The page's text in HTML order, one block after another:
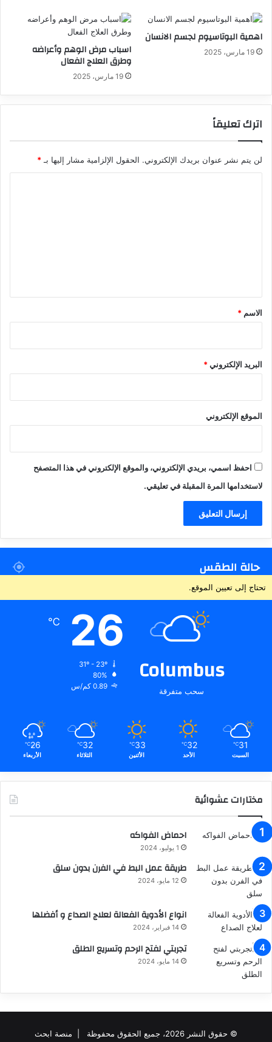
اهمية البوتاسيوم لجسم الانسان
19 مارس، 2025 اسباب مرض الوهم وأعراضه
وطرق العلاج الفعال
19 مارس، 2025
اترك تعليقاً
لن يتم نشر عنوان بريدك الإلكتروني. الحقول الإلزامية مشار إليها بـ*
*
الاسم *
البريد الإلكتروني*
الموقع الإلكتروني
احفظ اسمي، بريدي الإلكتروني، والموقع الإلكتروني في هذا المتصفح
لاستخدامها المرة المقبلة في تعليقي.
حالة الطقس
تحتاج إلى تعيين الموقع.
Columbus
سحب متفرقة
26
℃
80%
0.89 كم/س
31
℃
السبت
32
℃
الأحد
33
℃
الأثنين
32
℃
الثلاثاء
26
℃
الأربعاء
مختارات عشوائية
احماض الفواكه
1 يوليو، 2024
طريقة عمل البط في الفرن بدون سلق
12 مايو، 2024
انواع الأدوية الفعالة لعلاج الصداع و أفضلها
14 فبراير، 2024
تجربتي لفتح الرحم وتسريع الطلق
14 مايو، 2024
© حقوق النشر 2026، جميع الحقوق محفوظة | منصة ابحث